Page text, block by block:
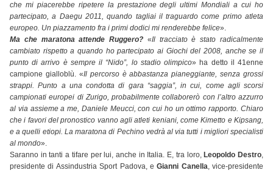
che mi piacerebbe ripetere la prestazione degli ultimi Mondiali a cui ho
partecipato, a Daegu 2011, quando tagliai il traguardo come primo atleta
europeo. Un piazzamento fra i primi dodici mi renderebbe felice».
Ma che maratona attende Ruggero? «Il tracciato è stato radicalmente
cambiato rispetto a quando ho partecipato ai Giochi del 2008, anche se il
punto di arrivo è sempre il “Nido”, lo stadio olimpico» ha detto il 41enne
campione gialloblù. «Il percorso è abbastanza pianeggiante, senza grossi
strappi. Punto a una condotta di gara “saggia”, in cui, come agli scorsi
campionati europei di Zurigo, probabilmente collaborerò con l’altro azzurro
al via assieme a me, Daniele Meucci, con cui ho un ottimo rapporto. Chiaro
che i favori del pronostico vanno agli atleti keniani, come Kimetto e Kipsang,
e a quelli etiopi. La maratona di Pechino vedrà al via tutti i migliori specialisti
al mondo».
Saranno in tanti a tifare per lui, anche in Italia. E, tra loro, Leopoldo Destro,
presidente di Assindustria Sport Padova, eGianni Canella, vice-presidente